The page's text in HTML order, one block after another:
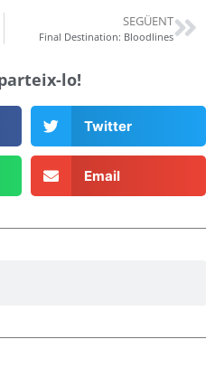
SEGÜENT
Final Destination: Bloodlines
lo!
Twitter
Email